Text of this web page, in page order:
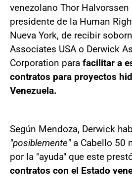
venezolano Thor Halvorssen
presidente de la Human
Nueva York, de recibir
Associates USA o Derwick
Corporation para facilitar a
contratos para proyectos
Venezuela.
Según Mendoza, Derwick
"posiblemente"a Cabello 50
por la "ayuda" que este
contratos con el Estado